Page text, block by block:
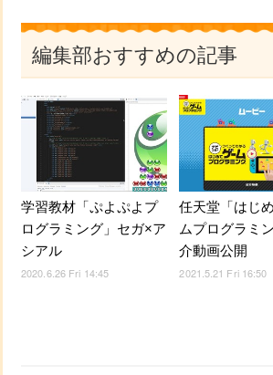
編集部おすすめの記事
学習教材「ぷよぷよプ
ログラミング」セガ×ア
シアル
2020.6.26 Fri 14:45
任天堂「はじ
ムプログラミ
介動画公開
2021.5.21 Fri 16:50